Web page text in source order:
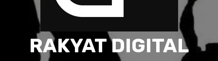
RAKYAT DIGITAL